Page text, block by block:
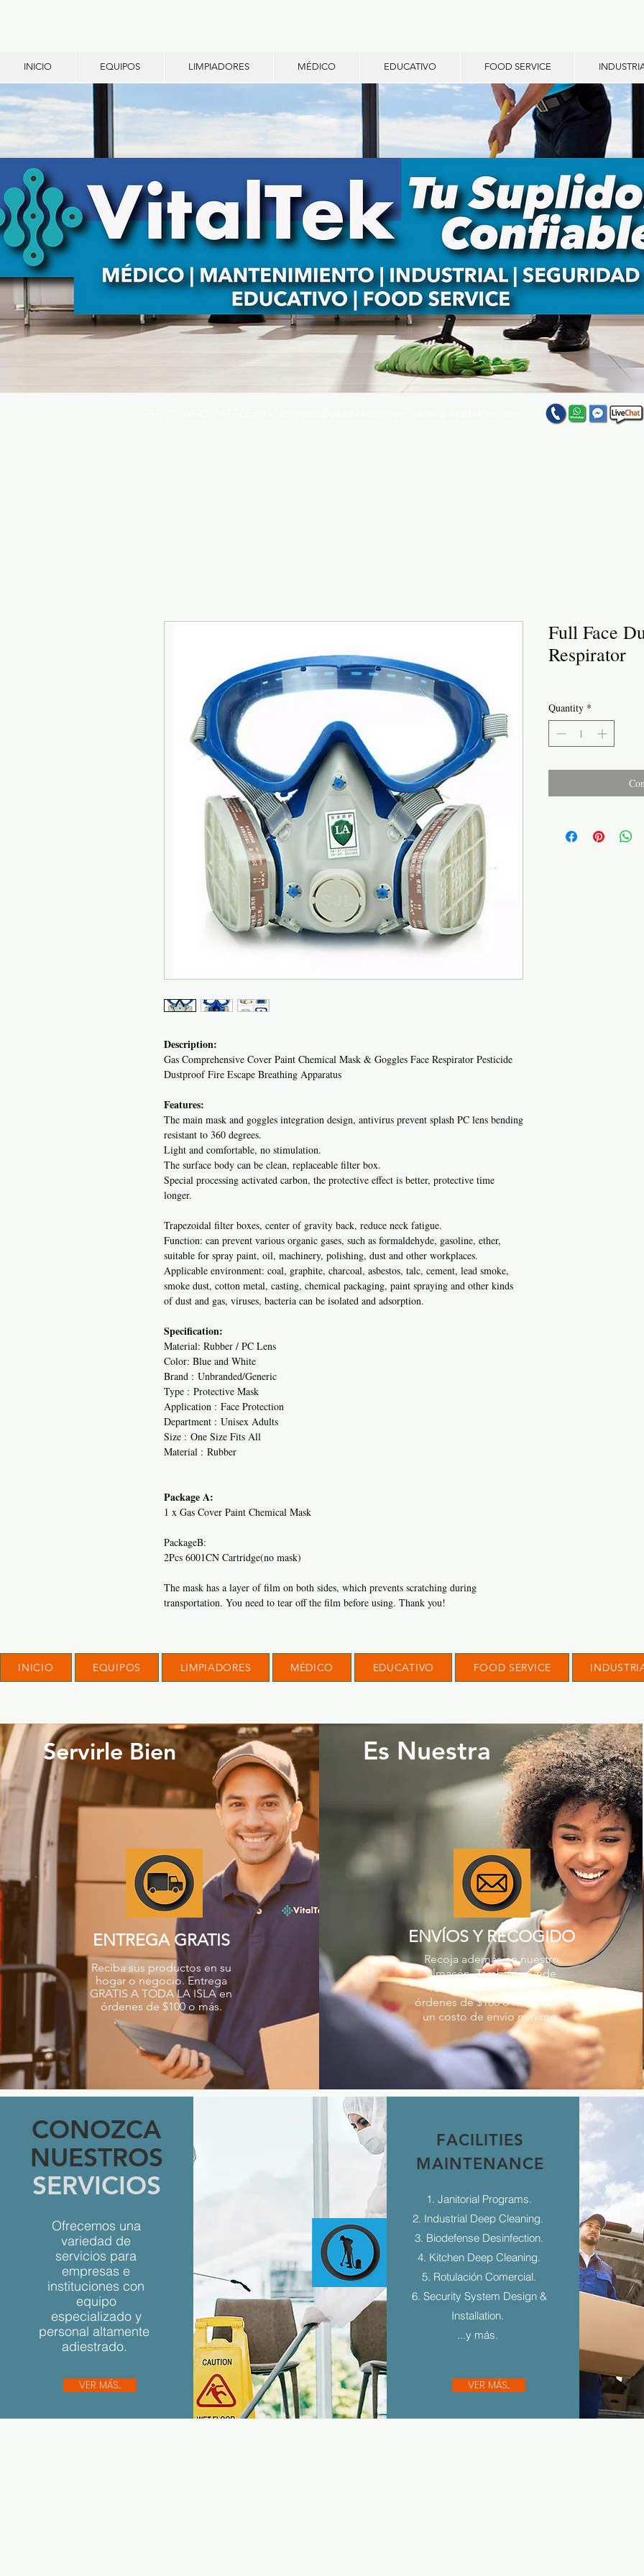
INICIO EQUIPOS LIMPIADORES MÉDICO EDUCATIVO FOOD SERVICE
Description:
Gas Comprehensive Cover Paint Chemical Mask & Goggles Face Respirator Pesticide
Dustproof Fire Escape Breathing Apparatus
Features:
The main mask and goggles integration design, antivirus prevent splash PC lens bending
resistant to 360 degrees.
Light and comfortable, no stimulation.
The surface body can be clean, replaceable filter box.
Special processing activated carbon, the protective effect is better, protective time
longer.
Trapezoidal filter boxes, center of gravity back, reduce neck fatigue.
Function: can prevent various organic gases, such as formaldehyde, gasoline, ether,
suitable for spray paint, oil, machinery, polishing, dust and other workplaces.
Applicable environment: coal, graphite, charcoal, asbestos, talc, cement, lead smoke,
smoke dust, cotton metal, casting, chemical packaging, paint spraying and other kinds
of dust and gas, viruses, bacteria can be isolated and adsorption.
Specification:
Material: Rubber / PC Lens
Color: Blue and White
Brand : Unbranded/Generic
Type : Protective Mask
Application : Face Protection
Department : Unisex Adults
Size : One Size Fits All
Material : Rubber
Package A:
1 x Gas Cover Paint Chemical Mask
PackageB:
2Pcs 6001CN Cartridge(no mask)
The mask has a layer of film on both sides, which prevents scratching during
transportation. You need to tear off the film before using. Thank you!
Full Face
Respirator
Quantity *
INICIO EQUIPOS LIMPIADORES MÉDICO EDUCATIVO FOOD SERVICE
Servirle Bien
ENTREGA GRATIS
Reciba sus productos en su
hogar o negocio. Entrega
GRATIS A TODA LA ISLA en
órdenes de $100 o más.
Es Nuestra
ENVÍOS Y RECOGIDO
Recoja además en nuestro
almacén. También puede
recibir sus productos en
órdenes de $100 o menos por
un costo de envío mínimo.
CONOZCA
NUESTROS
SERVICIOS
Ofrecemos una
variedad de
servicios para
empresas e
instituciones con
equipo
especializado y
personal altamente
adiestrado.
VER MÁS...
FACILITIES
MAINTENANCE
1. Janitorial Programs.
2. Industrial Deep Cleaning.
3. Biodefense Desinfection.
4. Kitchen Deep Cleaning.
5. Rotulación Comercial.
6. Security System Design &
Installation.
...y más.
VER MÁS...